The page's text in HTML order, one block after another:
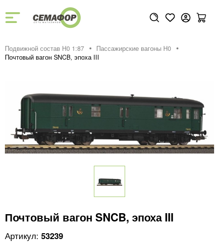
Подвижной состав H0 1:87
Пассажирские вагоны H0
Почтовый вагон SNCB, эпоха III
Почтовый вагон SNCB, эпоха III
53239